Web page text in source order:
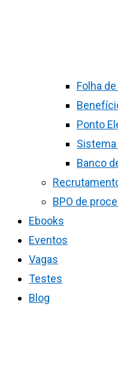
Folha
Ponto
Banco
BPO de
Ebooks
Eventos
Vagas
Testes
Blog